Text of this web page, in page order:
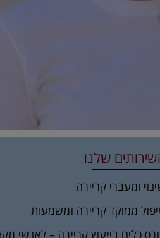
שלנו
ומעברי קריירה
ממוקד קריירה ומשמעות
כלים בייעוץ קריירה – לאנשי